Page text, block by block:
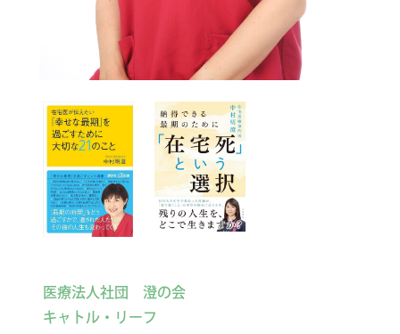
医療法人社団 澄の会
キャトル・リーフ